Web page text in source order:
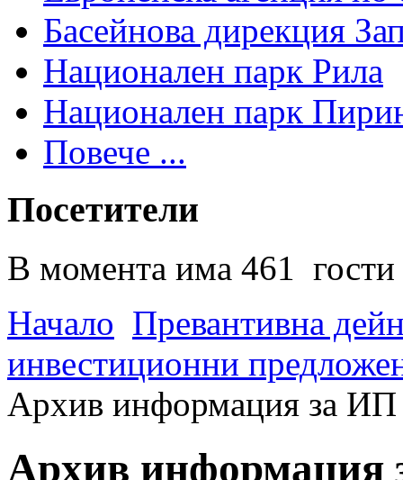
Басейнова дирекция
Национален парк Рила
Национален парк
Повече ...
Посетители
В момента има 461 гости
Начало Превантивна
инвестиционни
Архив информация за ИП
Архив информация